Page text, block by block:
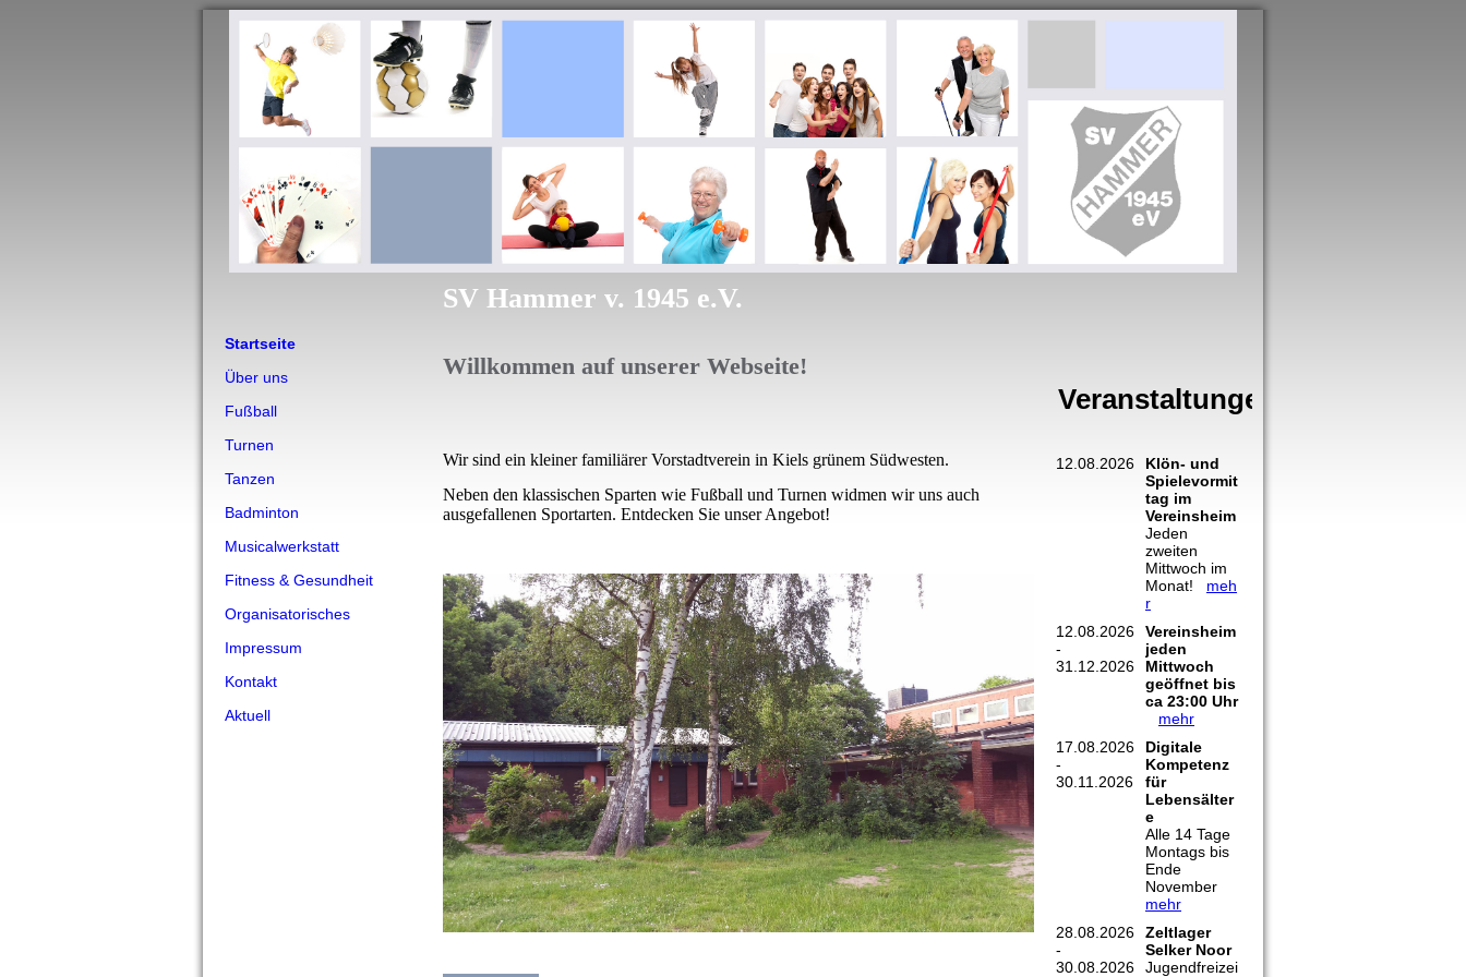
SV Hammer v. 1945 e.V.
Startseite
Über uns
Fußball
Turnen
Tanzen
Badminton
Musicalwerkstatt
Fitness & Gesundheit
Organisatorisches
Impressum
Kontakt
Aktuell
Willkommen auf unserer Webseite!
Wir sind ein kleiner familiärer Vorstadtverein in Kiels grünem Südwesten.
Neben den klassischen Sparten wie Fußball und Turnen widmen wir uns auch
ausgefallenen Sportarten. Entdecken Sie unser Angebot!
Veranstaltungen
12.08.2026
Klön- und
Spielevormit
tag im
Vereinsheim
Jeden
zweiten
Mittwoch im
Monat! meh
r
12.08.2026
-
31.12.2026
Vereinsheim
jeden
Mittwoch
geöffnet bis
ca 23:00 Uhr
mehr
17.08.2026
-
30.11.2026
Digitale
Kompetenz
für
Lebensälter
e
Alle 14 Tage
Montags bis
Ende
November
mehr
28.08.2026
-
30.08.2026
Zeltlager
Selker Noor
Jugendfreizei